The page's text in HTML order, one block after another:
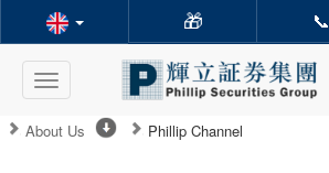
🎁 📞
Toggle
navigation
About Us Phillip Channel